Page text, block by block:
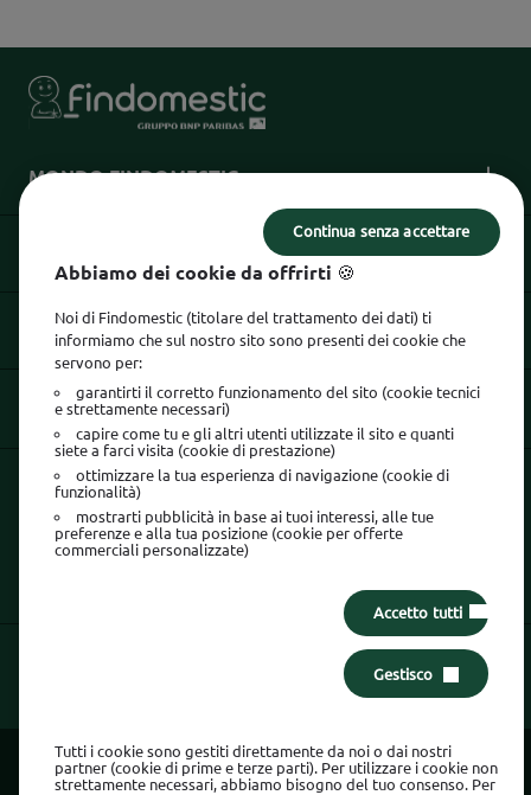
MONDO FINDOMESTIC
INFORMAZIONI LEGALI
SEGUICI SU
La sicurezza è tutto:
Findomestic Banca Gruppo BNP Paribas S.p.A
Abbiamo dei cookie da offrirti 🍪
Noi di Findomestic (titolare del trattamento dei dati) ti
informiamo che sul nostro sito sono presenti dei cookie che
servono per:
garantirti il corretto funzionamento del sito (cookie tecnici
e strettamente necessari)
capire come tu e gli altri utenti utilizzate il sito e quanti
siete a farci visita (cookie di prestazione)
ottimizzare la tua esperienza di navigazione (cookie di
funzionalità)
mostrarti pubblicità in base ai tuoi interessi, alle tue
preferenze e alla tua posizione (cookie per offerte
commerciali personalizzate)
Tutti i cookie sono gestiti direttamente da noi o dai nostri
partner (cookie di prime e terze parti). Per utilizzare i cookie non
strettamente necessari, abbiamo bisogno del tuo consenso. Per
Gestisco
Accetto tutti
Continua senza accettare